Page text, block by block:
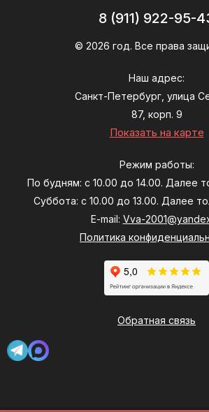
8 (911) 922-95-
© 2026 год. Все права
Наш адрес:
Санкт-Петербург, улица
87, корп. 9
Показать на карте
Режим работы:
По будням: с 10.00 до 14.00. Далее
Суббота: с 10.00 до 13.00. Далее
E-mail: Vva-
Политика
Обратная связь